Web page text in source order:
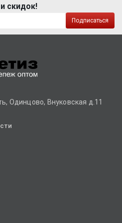
скидок!
Подписаться
Одинцово, Внуковская д.11